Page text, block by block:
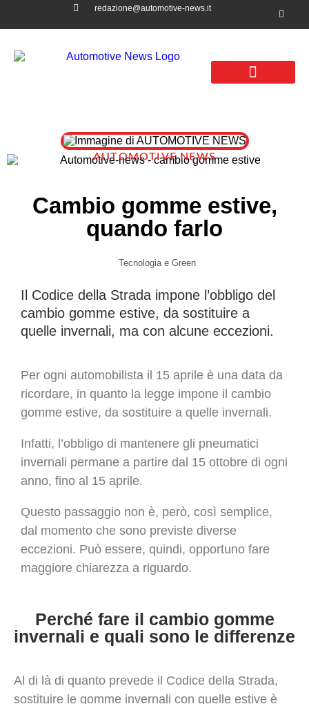
redazione@automotive-news.it
AUTOMOTIVE NEWS
Cambio gomme estive,
quando farlo
Tecnologia e Green
Il Codice della Strada impone l’obbligo del
cambio gomme estive, da sostituire a
quelle invernali, ma con alcune eccezioni.
Per ogni automobilista il 15 aprile è una data da
ricordare, in quanto la legge impone il cambio
gomme estive, da sostituire a quelle invernali.
Infatti, l’obbligo di mantenere gli pneumatici
invernali permane a partire dal 15 ottobre di ogni
anno, fino al 15 aprile.
Questo passaggio non è, però, così semplice,
dal momento che sono previste diverse
eccezioni. Può essere, quindi, opportuno fare
maggiore chiarezza a riguardo.
Perché fare il cambio gomme
invernali e quali sono le differenze
Al di là di quanto prevede il Codice della Strada,
sostituire le gomme invernali con quelle estive è